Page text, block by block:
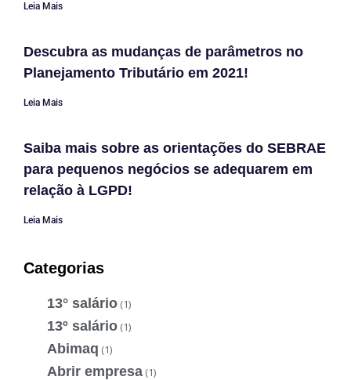
Leia Mais
Descubra as mudanças de parâmetros no
Planejamento Tributário em 2021!
Leia Mais
Saiba mais sobre as orientações do SEBRAE
para pequenos negócios se adequarem em
relação à LGPD!
Leia Mais
Categorias
13° salário (1)
13º salário (1)
Abimaq (1)
Abrir empresa (1)